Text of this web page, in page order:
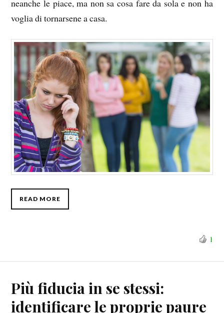
neanche le piace, ma non sa cosa fare da sola e non ha
voglia di tornarsene a casa.
READ MORE
1
Più fiducia in se stessi:
identificare le proprie paure